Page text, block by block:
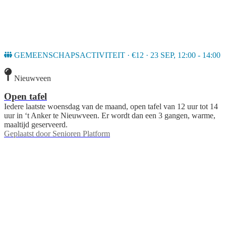
GEMEENSCHAPSACTIVITEIT · €12 · 23 SEP, 12:00 - 14:00
Nieuwveen
Open tafel
Iedere laatste woensdag van de maand, open tafel van 12 uur tot 14
uur in ‘t Anker te Nieuwveen. Er wordt dan een 3 gangen, warme,
maaltijd geserveerd.
Geplaatst door Senioren Platform